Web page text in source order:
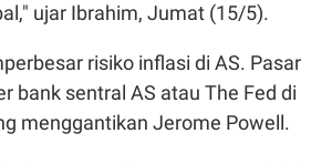
ujar Ibrahim, Jumat (15/5).
risiko inflasi di AS. Pasar
bank sentral AS atau The Fed di
menggantikan Jerome Powell.